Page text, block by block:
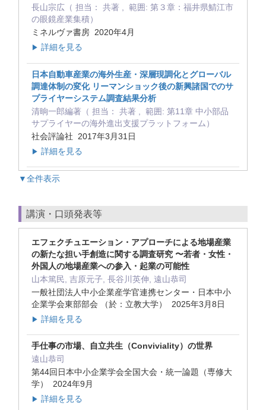
長山宗広（ 担当： 共著 , 範囲: 第３章：福井県鯖江市
の眼鏡産業集積）
ミネルヴァ書房 2020年4月
▶ 詳細を見る
日本自動車産業の海外生産・深層現調化とグローバル
調達体制の変化 リーマンショック後の新興諸国でのサ
プライヤーシステム調査結果分析
清晌一郎編著（ 担当： 共著 , 範囲: 第11章 中小部品
サプライヤーの海外進出支援プラットフォーム）
社会評論社 2017年3月31日
▶ 詳細を見る
▼全件表示
講演・口頭発表等
エフェクチュエーション・アプローチによる地場産業
の新たな担い手創造に関する調査研究 〜若者・女性・
外国人の地場産業への参入・起業の可能性
山本篤民, 吉原元子, 長谷川英伸, 遠山恭司
一般社団法人中小企業産学官連携センター・日本中小
企業学会東部部会 （於：立教大学） 2025年3月8日
▶ 詳細を見る
手仕事の市場、自立共生（Conviviality）の世界
遠山恭司
第44回日本中小企業学会全国大会・統一論題（専修大
学） 2024年9月
▶ 詳細を見る